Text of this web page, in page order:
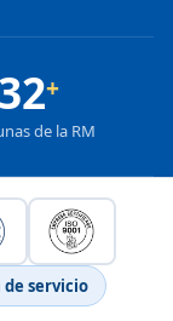
32+
de la RM
servicio